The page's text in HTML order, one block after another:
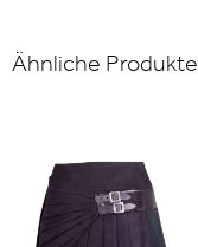
Ähnliche Produkte